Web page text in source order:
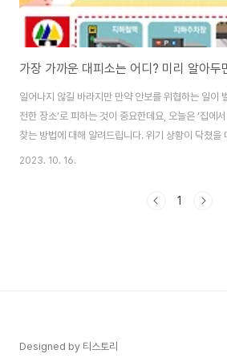
가장 가까운 대피소는 어디? 미리 알아두
일어나지 않길 바라지만 만약 안보를 위협하는 일이
전한 장소’로 피하는 것이 중요한데요, 오늘은 ‘집에
찾는 방법에 대해 알려드립니다. 위기 상황이 닥쳤을
있도록 미리 알아두고 대비하시길 바랍니다. 서울시
2023. 10. 16.
1
Designed by 티스토리